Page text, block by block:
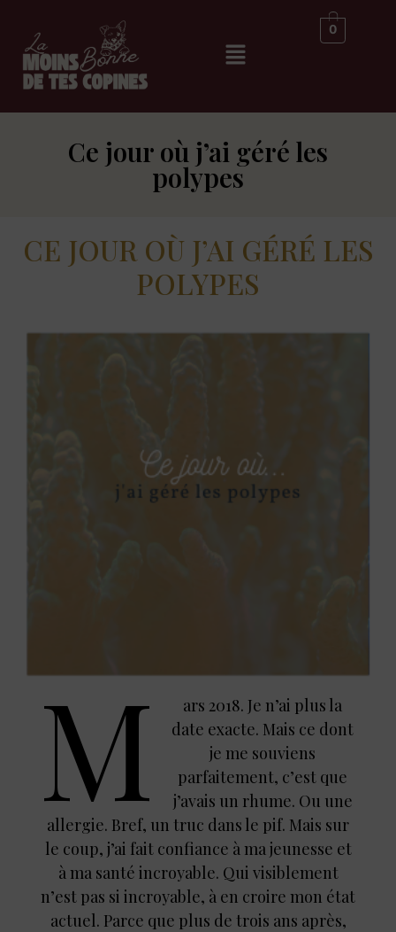
0
Ce jour où j’ai géré les
polypes
CE JOUR OÙ J’AI GÉRÉ LES
POLYPES
M
ars 2018. Je n’ai plus la
date exacte. Mais ce dont
je me souviens
parfaitement, c’est que
j’avais un rhume. Ou une
allergie. Bref, un truc dans le pif. Mais sur
le coup, j’ai fait confiance à ma jeunesse et
à ma santé incroyable. Qui visiblement
n’est pas si incroyable, à en croire mon état
actuel. Parce que plus de trois ans après,